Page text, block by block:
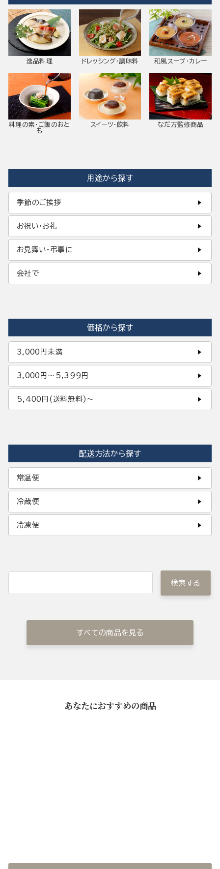
逸品料理 ドレッシング・調味料 和風スープ・カレー
料理の素・ご飯のおと
も
スイーツ・飲料 なだ万監修商品
用途から探す
季節のご挨拶
お祝い・お礼
お見舞い・弔事に
会社で
価格から探す
3,000円未満
3,000円〜5,399円
5,400円(送料無料)〜
配送方法から探す
常温便
冷蔵便
冷凍便
検索する
すべての商品を見る
あなたにおすすめの商品